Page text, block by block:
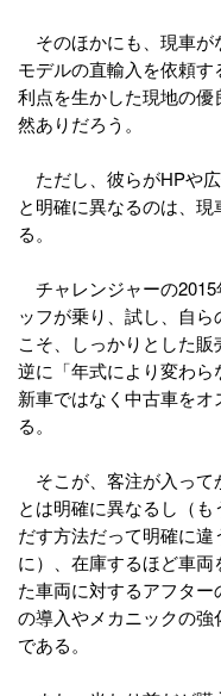
そのほかにも、現車が
モデルの直輸入を依頼
利点を生かした現地の
然ありだろう。
ただし、彼らがHPや
と明確に異なるのは、
る。
チャレンジャーの2015
ッフが乗り、試し、自
こそ、しっかりとした販
逆に「年式により変わ
新車ではなく中古車を
る。
そこが、客注が入って
とは明確に異なるし（
だす方法だって明確に
に）、在庫するほど車
た車両に対するアフタ
の導入やメカニックの
である。